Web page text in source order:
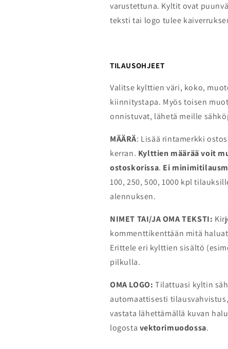
varustettuna. Kyltit ovat
teksti tai logo tulee
TILAUSOHJEET
Valitse kylttien väri, koko,
kiinnitystapa. Myös toisen
onnistuvat, lähetä meille
MÄÄRÄ: Lisää rintamerkki
kerran. Kylttien määrää voit
ostoskorissa. Ei
100, 250, 500, 1000 kpl
alennuksen.
NIMET TAI/JA OMA TEKSTI:
kommenttikenttään mitä
Erittele eri kylttien sisältö
pilkulla.
OMA LOGO: Tilattuasi kyltin
automaattisesti
vastata lähettämällä kuvan
logosta vektorimuodossa.